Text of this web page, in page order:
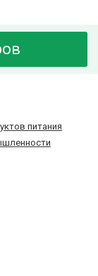
питания